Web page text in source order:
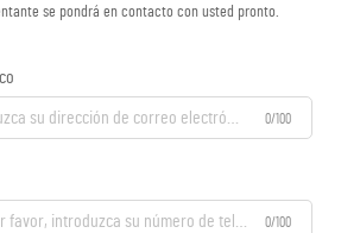
se pondrá en contacto con usted pronto.
0/100
0/100